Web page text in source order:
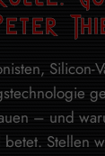
Silicon-
– und
Stellen